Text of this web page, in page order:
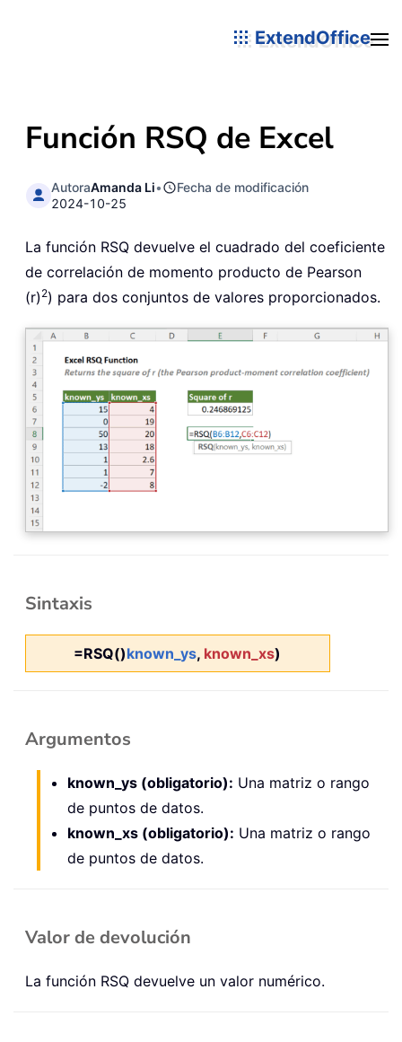
ExtendOffice
Función RSQ de Excel
AutoraAmanda Li•
Fecha de modificación
2024-10-25
La función RSQ devuelve el cuadrado del coeficiente
de correlación de momento producto de Pearson
(r) 2) para dos conjuntos de valores proporcionados.
Sintaxis
=RSQ()known_ys, known_xs)
Argumentos
known_ys (obligatorio): Una matriz o rango
de puntos de datos.
known_xs (obligatorio): Una matriz o rango
de puntos de datos.
Valor de devolución
La función RSQ devuelve un valor numérico.